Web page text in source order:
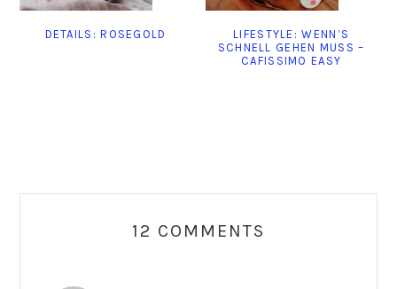
DETAILS: ROSEGOLD
LIFESTYLE: WENN’S
SCHNELL GEHEN MUSS –
CAFISSIMO EASY
Interactions12 COMMENTS